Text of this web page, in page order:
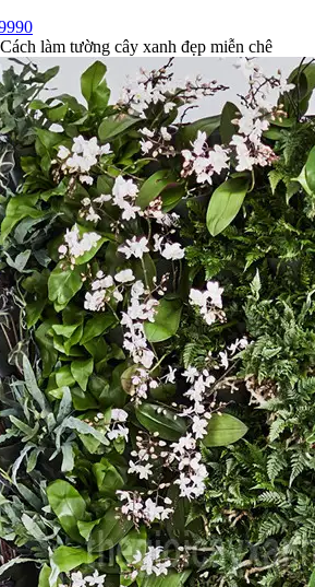
Cách làm tường cây xanh đẹp miễn chê